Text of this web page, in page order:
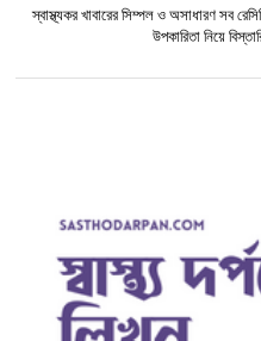
স্বাস্থ্যকর খাবারের সিম্পল ও অসাধারণ সব
উপকারিতা নিয়ে